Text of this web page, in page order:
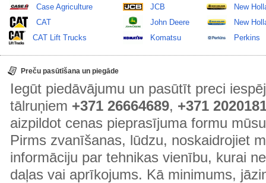
Case Agriculture
CAT
CAT Lift Trucks
JCB
John Deere
Komatsu
New
New
Perkins
Preču pasūtīšana un piegāde
Iegūt piedāvājumu un pasūtīt preci
tālruņiem +371 26664689, +371
aizpildot cenas pieprasījuma formu
Pirms zvanīšanas, lūdzu, noskaidrojiet
informāciju par tehnikas vienību, kurai
daļas vai aprīkojums. Kā minimums,